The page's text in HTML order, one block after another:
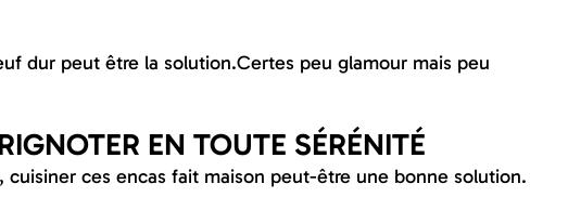
dur peut être la solution.Certes peu glamour mais peu
EN TOUTE SÉRÉNITÉ
ces encas fait maison peut-être une bonne solution.